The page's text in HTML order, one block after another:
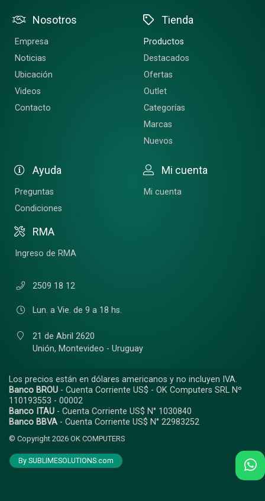
Nosotros
Empresa
Noticias
Ubicación
Videos
Contacto
Tienda
Productos
Destacados
Ofertas
Outlet
Categorías
Marcas
Nuevos
Ayuda
Preguntas
Condiciones
RMA
Ingreso de RMA
Mi cuenta
Mi cuenta
2509 18 12
Lun. a Vie. de 9 a 18 hs.
21 de Abril 2620
Unión, Montevideo - Uruguay
Los precios están en dólares americanos y no incluyen IVA.
Banco BROU - Cuenta Corriente US$ - OK Computers SRL Nº
110193553 - 00002
Banco ITAU - Cuenta Corriente US$ N° 1030840
Banco BBVA - Cuenta Corriente US$ N° 22983252
© Copyright 2026 OK COMPUTERS
By SUBLIMESOLUTIONS.com